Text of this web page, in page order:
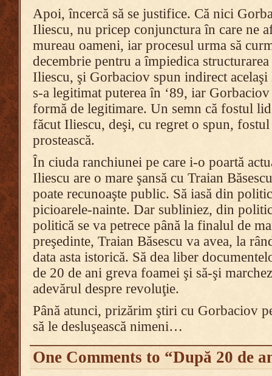
Apoi, încercă să se justifice. Că nici
Iliescu, nu pricep conjunctura în care ne
mureau oameni, iar procesul urma să
decembrie pentru a împiedica
Iliescu, şi Gorbaciov spun indirect
s-a legitimat puterea în ‘89, iar
formă de legitimare. Un semn că fostul
făcut Iliescu, deşi, cu regret o spun,
prostească.
În ciuda ranchiunei pe care i-o poartă
Iliescu are o mare şansă cu Traian
poate recunoaşte public. Să iasă din
picioarele-nainte. Dar subliniez, din
politică se va petrece până la finalul de
preşedinte, Traian Băsescu va avea, la
data asta istorică. Să dea liber
de 20 de ani greva foamei şi să-şi
adevărul despre revoluţie.
Până atunci, prizărim ştiri cu Gorbaciov
să le desluşească nimeni…
One Comments to “După 20 de